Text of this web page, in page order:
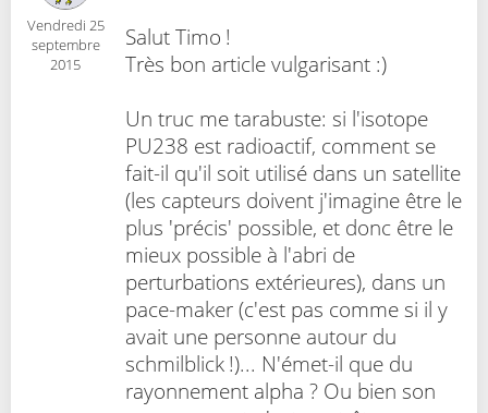
Vendredi 25
septembre
2015
Salut Timo !
Très bon article vulgarisant :)
Un truc me tarabuste: si l'isotope
PU238 est radioactif, comment se
fait-il qu'il soit utilisé dans un satellite
(les capteurs doivent j'imagine être le
plus 'précis' possible, et donc être le
mieux possible à l'abri de
perturbations extérieures), dans un
pace-maker (c'est pas comme si il y
avait une personne autour du
schmilblick !)... N'émet-il que du
rayonnement alpha ? Ou bien son